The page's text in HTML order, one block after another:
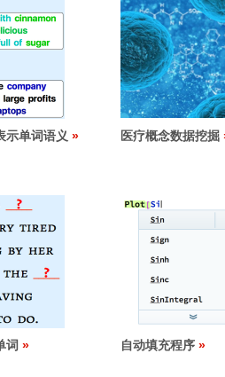
示单词语义 医疗概念数据挖掘
词 自动填充程序